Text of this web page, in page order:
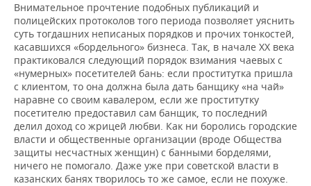
Внимательное прочтение подобных публикаций и
полицейских протоколов того периода позволяет уяснить
суть тогдашних неписаных порядков и прочих тонкостей,
касавшихся «бордельного» бизнеса. Так, в начале XX века
практиковался следующий порядок взимания чаевых с
«нумерных» посетителей бань: если проститутка пришла
с клиентом, то она должна была дать банщику «на чай»
наравне со своим кавалером, если же проститутку
посетителю предоставил сам банщик, то последний
делил доход со жрицей любви. Как ни боролись городские
власти и общественные организации (вроде Общества
защиты несчастных женщин) с банными борделями,
ничего не помогало. Даже уже при советской власти в
казанских банях творилось то же самое, если не похуже.